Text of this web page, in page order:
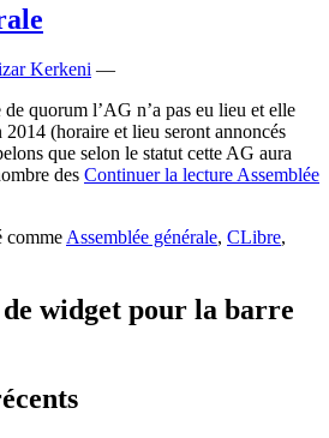
Kerkeni —
quorum l’AG n’a pas eu lieu et elle
(horaire et lieu seront annoncés
que selon le statut cette AG aura
des Continuer la lectureAssemblée
commeAssemblée générale, CLibre,
widget pour la barre